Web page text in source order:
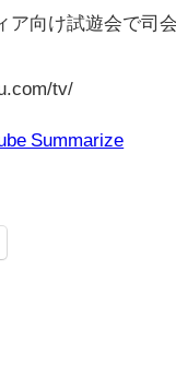
ア向け試遊会で司
tv/
Summarize